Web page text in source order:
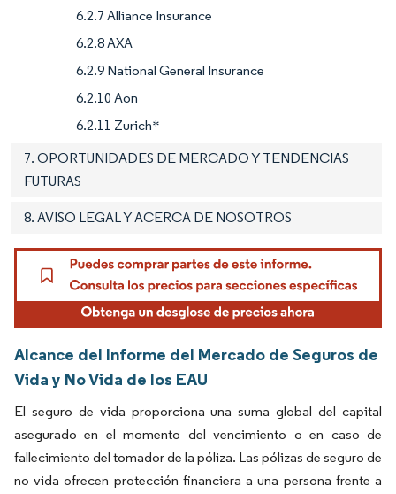
6.2.7 Alliance Insurance
6.2.8 AXA
6.2.9 National General Insurance
6.2.10 Aon
6.2.11 Zurich*
7. OPORTUNIDADES DE MERCADO Y TENDENCIAS
FUTURAS
8. AVISO LEGAL Y ACERCA DE NOSOTROS
Alcance del Informe del Mercado de Seguros de
Vida y No Vida de los EAU
El seguro de vida proporciona una suma global del capital
asegurado en el momento del vencimiento o en caso de
fallecimiento del tomador de la póliza. Las pólizas de seguro de
no vida ofrecen protección financiera a una persona frente a